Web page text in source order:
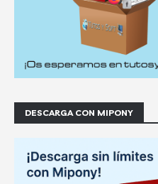
DESCARGA CON MIPONY